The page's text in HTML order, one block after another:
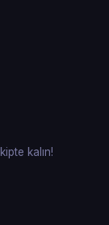
kalın!